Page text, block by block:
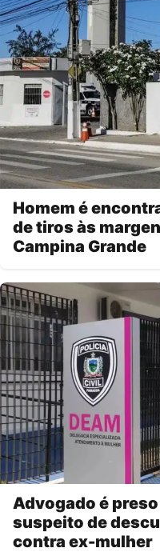
Homem é
de tiros às
Campina Grande
Advogado é
suspeito de
contra ex-mulher